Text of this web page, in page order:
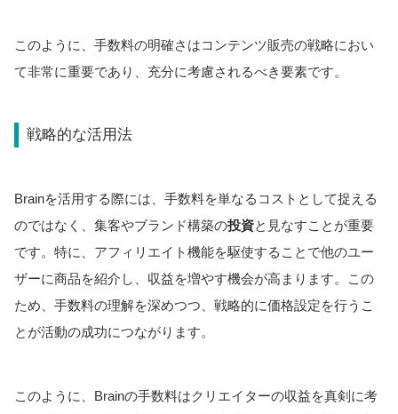
このように、手数料の明確さはコンテンツ販売の戦略におい
て非常に重要であり、充分に考慮されるべき要素です。
戦略的な活用法
Brainを活用する際には、手数料を単なるコストとして捉える
のではなく、集客やブランド構築の投資と見なすことが重要
です。特に、アフィリエイト機能を駆使することで他のユー
ザーに商品を紹介し、収益を増やす機会が高まります。この
ため、手数料の理解を深めつつ、戦略的に価格設定を行うこ
とが活動の成功につながります。
このように、Brainの手数料はクリエイターの収益を真剣に考